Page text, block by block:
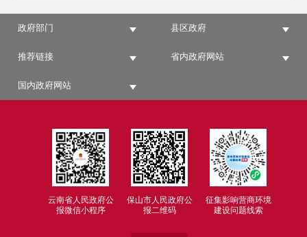
政府部门 县区政府
推荐链接 省内政府网站
国内政府网站
云南省人民政府公
报微信小程序
保山市人民政府公
报二维码
征集影响营商环境
建设问题线索